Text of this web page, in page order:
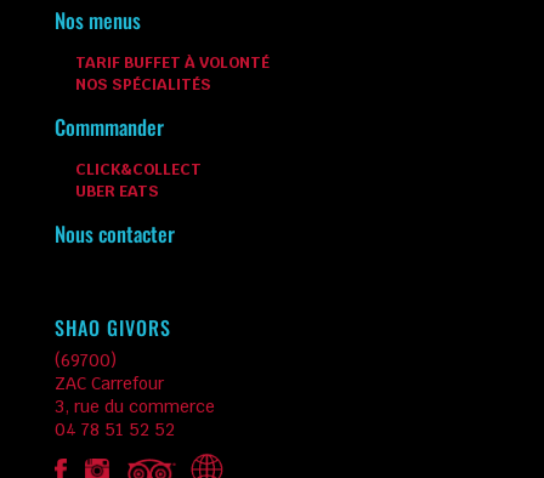
Nos menus
TARIF BUFFET À VOLONTÉ
NOS SPÉCIALITÉS
Commmander
CLICK&COLLECT
UBER EATS
Nous contacter
SHAO GIVORS
(69700)
ZAC Carrefour
3, rue du commerce
04 78 51 52 52